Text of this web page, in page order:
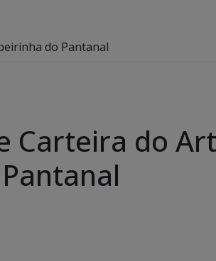
do Pantanal
Carteira do